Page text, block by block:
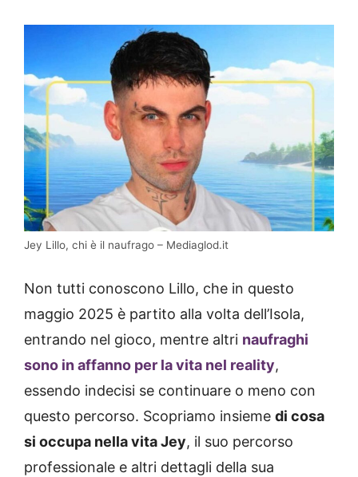
Jey Lillo, chi è il naufrago – Mediaglod.it
Non tutti conoscono Lillo, che in questo
maggio 2025 è partito alla volta dell’Isola,
entrando nel gioco, mentre altri naufraghi
sono in affanno per la vita nel reality,
essendo indecisi se continuare o meno con
questo percorso. Scopriamo insieme di cosa
si occupa nella vita Jey, il suo percorso
professionale e altri dettagli della sua